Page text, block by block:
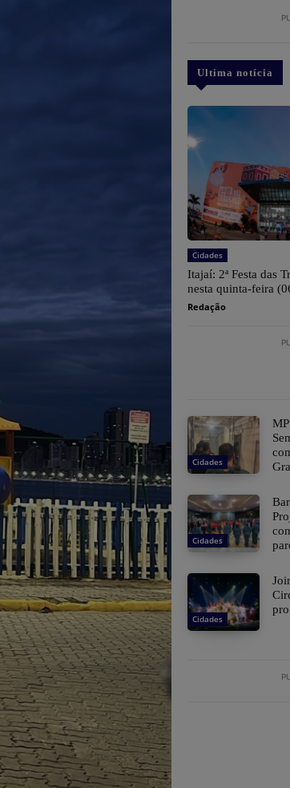
Ultima notícia
Cidades
​Itajaí: 2ª Festa das
nesta quinta-feira
Redação
Cidades
Cidades
Cidades